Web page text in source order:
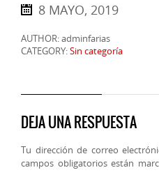
8 MAYO, 2019
AUTHOR: adminfarias
CATEGORY:Sin categoría
DEJA UNA RESPUESTA
Tu dirección de correo
campos obligatorios están